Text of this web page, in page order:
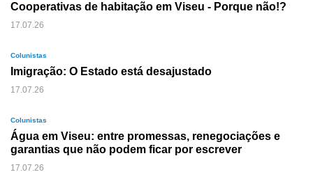
Cooperativas de habitação em Viseu - Porque não!?
17.07.26
Colunistas
Imigração: O Estado está desajustado
17.07.26
Colunistas
Água em Viseu: entre promessas, renegociações e
garantias que não podem ficar por escrever
17.07.26